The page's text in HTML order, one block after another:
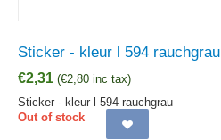
Sticker - kleur l 594 rauchgrau
€2,31 (€2,80 inc tax)
Sticker - kleur l 594 rauchgrau
Out of stock